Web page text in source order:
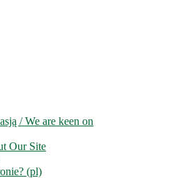
/ We are keen on
Our Site
(pl)